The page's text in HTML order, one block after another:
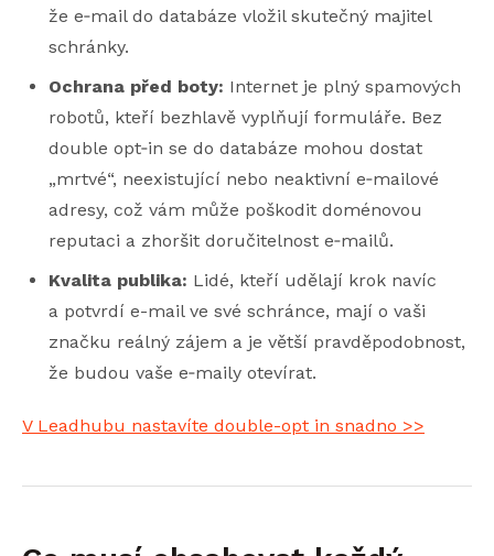
že e‑mail do databáze vložil skutečný majitel
schránky.
Ochrana před boty: Internet je plný spamových
robotů, kteří bezhlavě vyplňují formuláře. Bez
double opt‑in se do databáze mohou dostat
„mrtvé“, neexistující nebo neaktivní e‑mailové
adresy, což vám může poškodit doménovou
reputaci a zhoršit doručitelnost e‑mailů.
Kvalita publika: Lidé, kteří udělají krok navíc
a potvrdí e-mail ve své schránce, mají o vaši
značku reálný zájem a je větší pravděpodobnost,
že budou vaše e‑maily otevírat.
V Leadhubu nastavíte double-opt in snadno >>